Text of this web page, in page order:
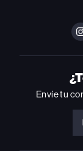
Envíe tu